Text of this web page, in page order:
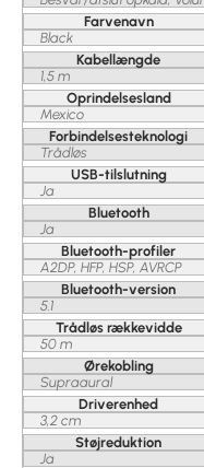
Farvenavn
Black
Kabellængde
1,5 m
Oprindelsesland
Mexico
Forbindelsesteknologi
Trådløs
USB-tilslutning
Ja
Bluetooth
Ja
Bluetooth-profiler
A2DP, HFP, HSP, AVRCP
Bluetooth-version
5.1
Trådløs rækkevidde
50 m
Ørekobling
Supraaural
Driverenhed
3,2 cm
Støjreduktion
Ja